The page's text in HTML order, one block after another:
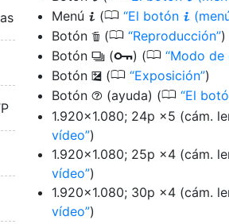
Menú i (0 El botón i
Botón O (0 Reproducción )
Botón c (g) (0 Modo de
Botón E (0 Exposición )
Botón d (ayuda) (0 El
1.920×1.080; 24p ×5 (cám.
vídeo )
1.920×1.080; 25p ×4 (cám.
vídeo )
1.920×1.080; 30p ×4 (cám.
vídeo )